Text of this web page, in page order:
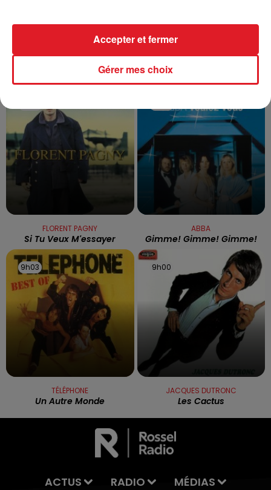
1 2 3 4 5 6 7
TITRES DIFFUSÉS
FLORENT PAGNY
Si Tu Veux M'essayer
ABBA
Gimme! Gimme! Gimme!
9h03
9h03
TÉLÉPHONE
Un Autre Monde
9h00
9h00
JACQUES DUTRONC
Les Cactus
ACTUS RADIO
MÉDIAS
Gérer mes choix
Accepter et fermer